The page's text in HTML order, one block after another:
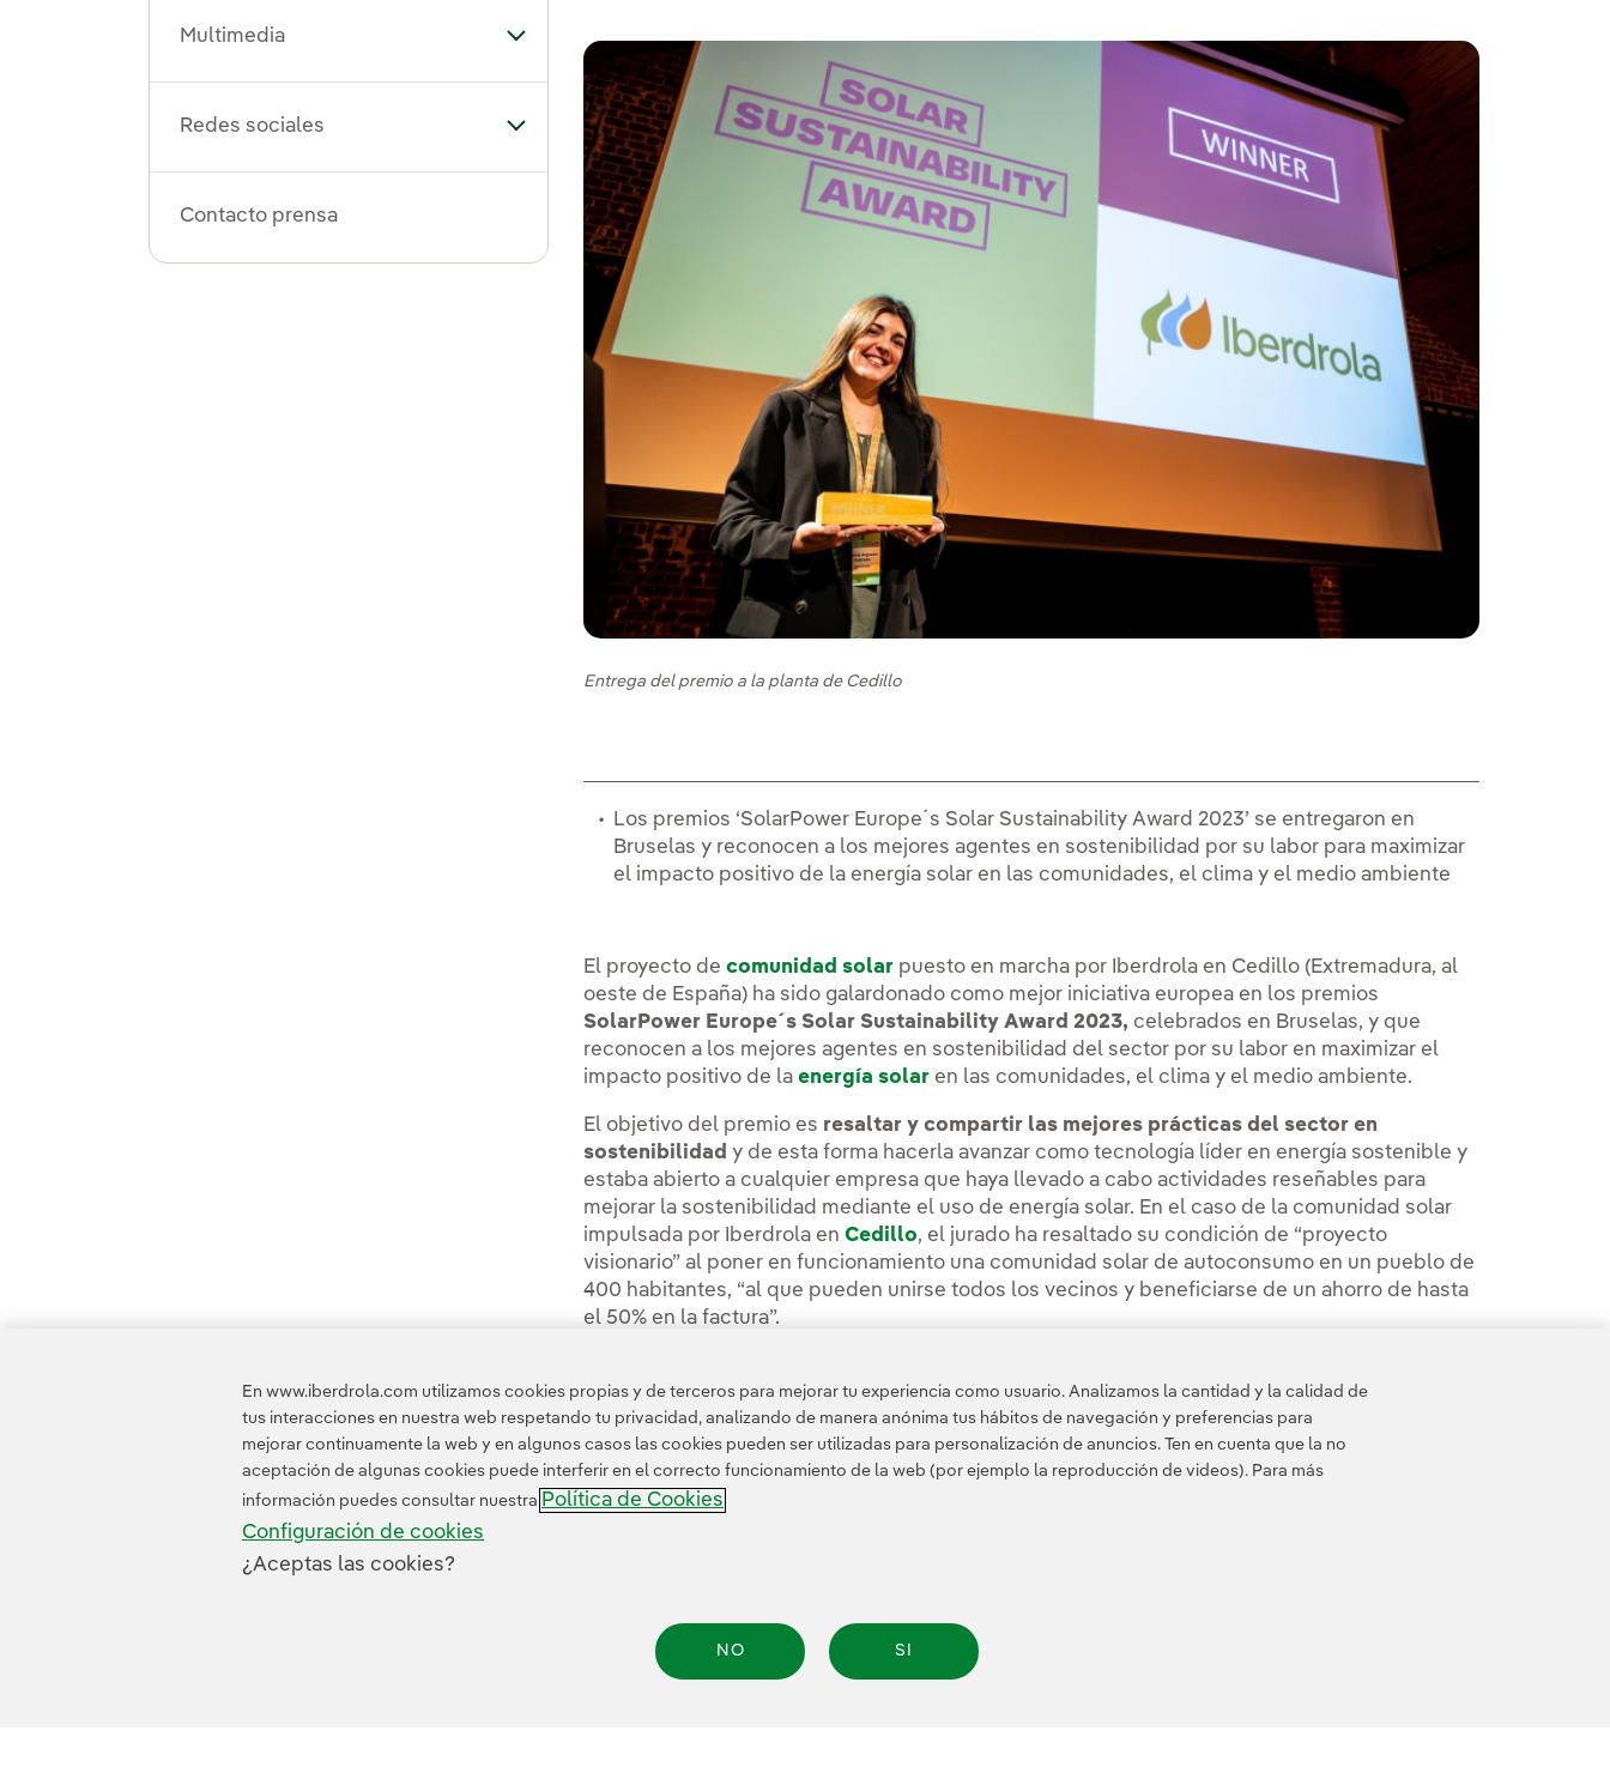
Multimedia Alternar el submenú para Multimedia
Redes sociales Alternar el submenú para Redes sociales
Contacto prensa
Entrega del premio a la planta de Cedillo
Los premios ‘SolarPower Europe´s Solar Sustainability Award 2023’ se entregaron en
Bruselas y reconocen a los mejores agentes en sostenibilidad por su labor para maximizar
el impacto positivo de la energía solar en las comunidades, el clima y el medio ambiente
El proyecto decomunidad solar puesto en marcha por Iberdrola en Cedillo (Extremadura, al
oeste de España) ha sido galardonado como mejor iniciativa europea en los premios
SolarPower Europe´s Solar Sustainability Award 2023, celebrados en Bruselas, y que
reconocen a los mejores agentes en sostenibilidad del sector por su labor en maximizar el
impacto positivo de laenergía solar en las comunidades, el clima y el medio ambiente.
El objetivo del premio es resaltar y compartir las mejores prácticas del sector en
sostenibilidady de esta forma hacerla avanzar como tecnología líder en energía sostenible y
estaba abierto a cualquier empresa que haya llevado a cabo actividades reseñables para
mejorar la sostenibilidad mediante el uso de energía solar. En el caso de la comunidad solar
impulsada por Iberdrola enCedillo, el jurado ha resaltado su condición de “proyecto
visionario” al poner en funcionamiento una comunidad solar de autoconsumo en un pueblo de
400 habitantes, “al que pueden unirse todos los vecinos y beneficiarse de un ahorro de hasta
el 50% en la factura”.
España.
Transparencia en el uso de la IA
En www.iberdrola.com utilizamos cookies propias y de terceros para mejorar tu experiencia como usuario. Analizamos la cantidad y la calidad de
tus interacciones en nuestra web respetando tu privacidad, analizando de manera anónima tus hábitos de navegación y preferencias para
mejorar continuamente la web y en algunos casos las cookies pueden ser utilizadas para personalización de anuncios. Ten en cuenta que la no
aceptación de algunas cookies puede interferir en el correcto funcionamiento de la web (por ejemplo la reproducción de videos). Para más
información puedes consultar nuestra Política de Cookies
Configuración de cookies
¿Aceptas las cookies?
NO SI